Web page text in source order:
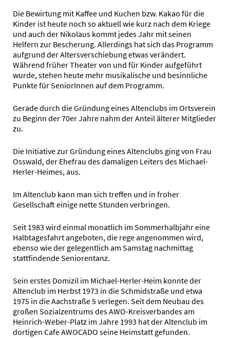
Die Bewirtung mit Kaffee und Kuchen bzw. Kakao für die
Kinder ist heute noch so aktuell wie kurz nach dem Kriege
und auch der Nikolaus kommt jedes Jahr mit seinen
Helfern zur Bescherung. Allerdings hat sich das Programm
aufgrund der Altersverschiebung etwas verändert.
Während früher Theater von und für Kinder aufgeführt
wurde, stehen heute mehr musikalische und besinnliche
Punkte für SeniorInnen auf dem Programm.
Gerade durch die Gründung eines Altenclubs im Ortsverein
zu Beginn der 70er Jahre nahm der Anteil älterer Mitglieder
zu.
Die Initiative zur Gründung eines Altenclubs ging von Frau
Osswald, der Ehefrau des damaligen Leiters des Michael-
Herler-Heimes, aus.
Im Altenclub kann man sich treffen und in froher
Gesellschaft einige nette Stunden verbringen.
Seit 1983 wird einmal monatlich im Sommerhalbjahr eine
Halbtagesfahrt angeboten, die rege angenommen wird,
ebenso wie der gelegentlich am Samstag nachmittag
stattfindende Seniorentanz.
Sein erstes Domizil im Michael-Herler-Heim konnte der
Altenclub im Herbst 1973 in die Schmidstraße und etwa
1975 in die Aachstraße 5 verlegen. Seit dem Neubau des
großen Sozialzentrums des AWO-Kreisverbandes am
Heinrich-Weber-Platz im Jahre 1993 hat der Altenclub im
dortigen Cafe AWOCADO seine Heimstatt gefunden.